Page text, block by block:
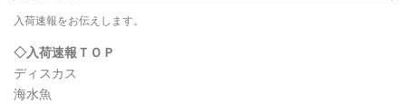
入荷速報をお伝えします。
◇入荷速報ＴＯＰ
ディスカス
海水魚